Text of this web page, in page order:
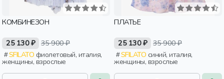
КОМБИНЕЗОН
25 130 ₽ 35 900 ₽
SFILATO
женщины, взрослые
ПЛАТЬЕ
25 130 ₽ 35 900 ₽
SFILATO
женщины, взрослые